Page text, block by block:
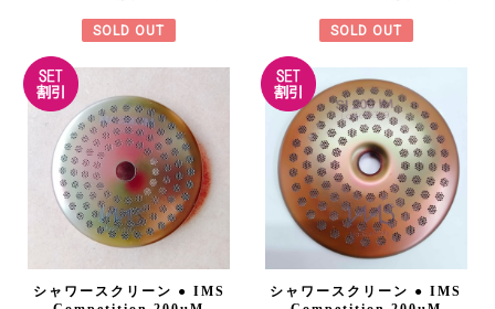
SOLD OUT SOLD OUT
シャワースクリーン ● IMS
シャワースクリーン ● IMS